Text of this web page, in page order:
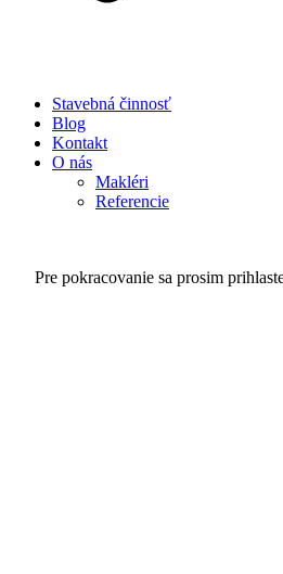
Stavebná činnosť
Blog
Kontakt
O nás
Makléri
Referencie
Pre pokracovanie sa prosim